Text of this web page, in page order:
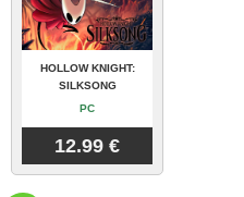
HOLLOW KNIGHT:
SILKSONG
PC
12.99 €